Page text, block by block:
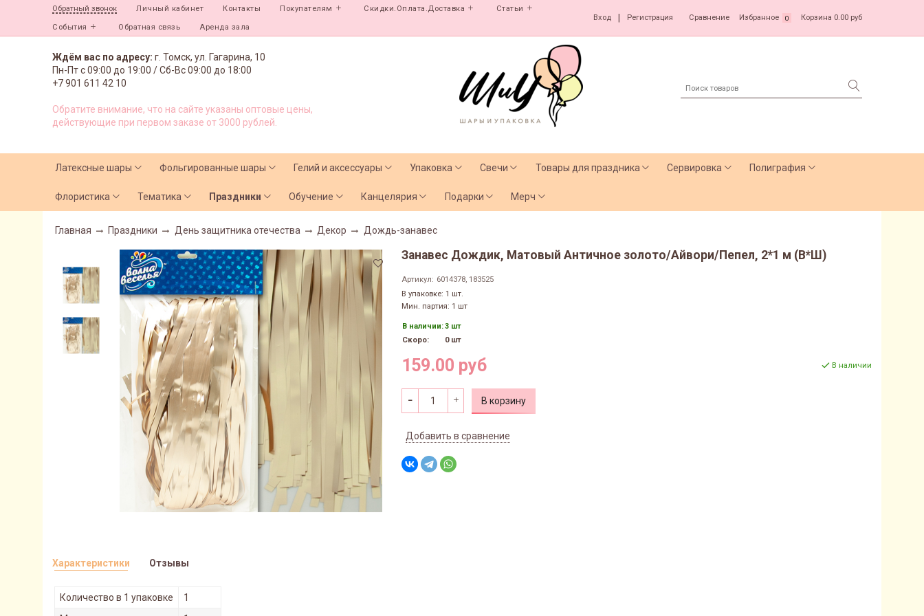
Обратный звонок Личный кабинет Контакты Покупателям Скидки.Оплата.Доставка Статьи
События Обратная связь Аренда зала
Вход Регистрация Сравнение Избранное 0 Корзина 0.00 руб
Ждём вас по адресу: г. Томск, ул. Гагарина, 10
Пн-Пт с09:00 до 19:00 /Сб-Вс 09:00 до 18:00
+7 901 611 42 10
Обратите внимание, что на сайте указаны оптовые цены,
действующие при первом заказе от 3000 рублей.
Латексные шары Фольгированные шары Гелий и аксессуары Упаковка Свечи Товары для праздника Сервировка Полиграфия
Флористика Тематика Праздники Обучение Канцелярия Подарки Мерч
Главная Праздники День защитника отечества Декор Дождь-занавес
Занавес Дождик, Матовый Античное золото/Айвори/Пепел, 2*1 м (В*Ш)
Артикул: 6014378, 183525
В упаковке: 1 шт.
Мин. партия: 1 шт
В наличии:3 шт
Скоро:
0 шт
159.00 руб В наличии
В корзину
Добавить в сравнение
Характеристики
Количество в 1 упаковке
1
Отзывы